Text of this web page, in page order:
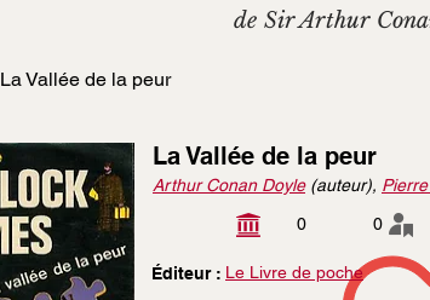
de Sir Arthur
La Vallée de la peur
La Vallée de la peur
Arthur Conan Doyle(auteur),
0
0
Éditeur : Le Livre de poche